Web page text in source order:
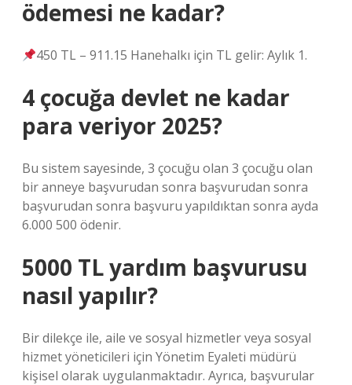
ödemesi ne kadar?
450 TL – 911.15 Hanehalkı için TL gelir: Aylık 1.
4 çocuğa devlet ne kadar
para veriyor 2025?
Bu sistem sayesinde, 3 çocuğu olan 3 çocuğu olan
bir anneye başvurudan sonra başvurudan sonra
başvurudan sonra başvuru yapıldıktan sonra ayda
6.000 500 ödenir.
5000 TL yardım başvurusu
nasıl yapılır?
Bir dilekçe ile, aile ve sosyal hizmetler veya sosyal
hizmet yöneticileri için Yönetim Eyaleti müdürü
kişisel olarak uygulanmaktadır. Ayrıca, başvurular